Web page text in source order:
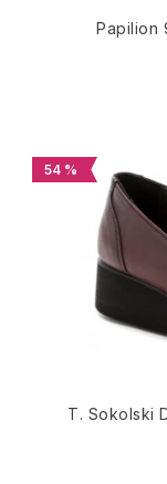
Papilion
54 %
T. Sokolski